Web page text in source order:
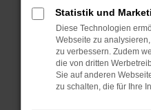
Sicherheitsrisiko,
dass bestimmte
unterstützt werden.
Wende dich an den
Wenn du alle oben
hast, kontaktiere uns
Statistik und
Diese Technologien
Webseite zu
zu verbessern. Zudem
die von dritten
Sie auf anderen
zu schalten, die für Ihre